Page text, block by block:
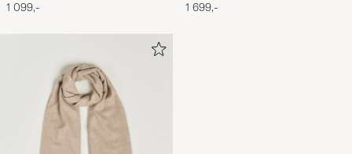
1 099,- 1 699,-